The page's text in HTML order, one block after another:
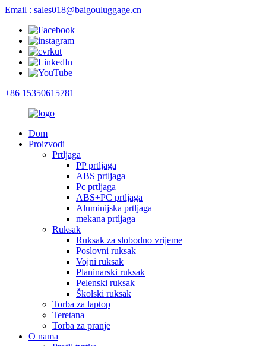
Email : sales018@baigouluggage.cn
+86 15350615781
Dom
Proizvodi
Prtljaga
PP prtljaga
ABS prtljaga
Pc prtljaga
ABS+PC prtljaga
Aluminijska prtljaga
mekana prtljaga
Ruksak
Ruksak za slobodno vrijeme
Poslovni ruksak
Vojni ruksak
Planinarski ruksak
Pelenski ruksak
Školski ruksak
Torba za laptop
Teretana
Torba za pranje
O nama